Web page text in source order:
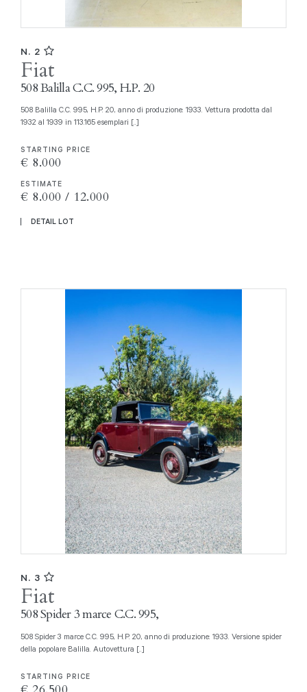
N. 2
Fiat
508 Balilla C.C. 995, H.P. 20
508 Balilla C.C. 995, H.P. 20, anno di produzione: 1933. Vettura prodotta dal
1932 al 1939 in 113.165 esemplari [..]
STARTING PRICE
€ 8.000
ESTIMATE
€ 8.000 / 12.000
DETAIL LOT
N. 3
Fiat
508 Spider 3 marce C.C. 995,
508 Spider 3 marce C.C. 995, H.P. 20, anno di produzione: 1933. Versione spider
della popolare Balilla. Autovettura [..]
STARTING PRICE